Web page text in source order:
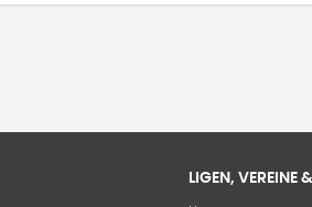
LIGEN, VEREINE